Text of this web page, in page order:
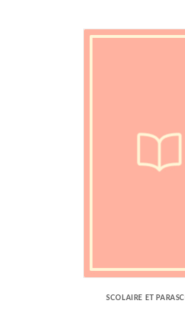
SCOLAIRE ET